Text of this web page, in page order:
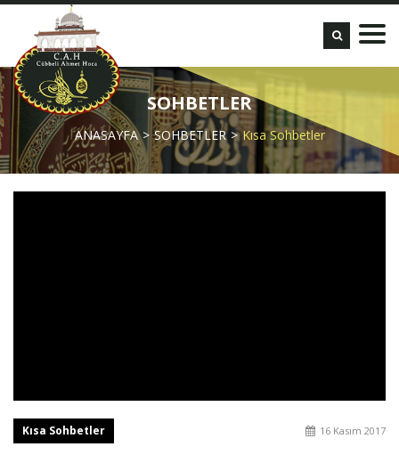
SOHBETLER
ANASAYFA SOHBETLER Kısa Sohbetler
Kısa Sohbetler 16 Kasım 2017